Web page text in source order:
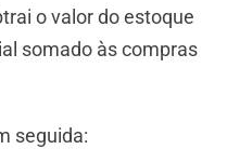
o valor do estoque
somado às compras
seguida: